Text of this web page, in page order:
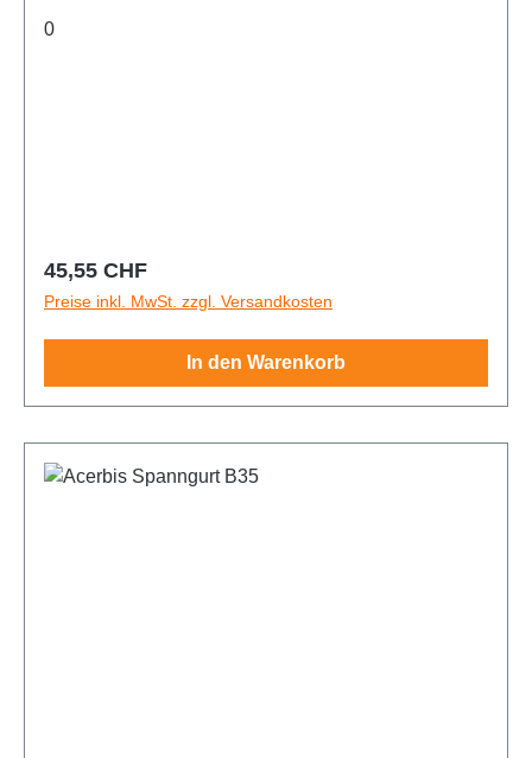
0
Regulärer Preis:
45,55 CHF
Preise inkl. MwSt. zzgl. Versandkosten
In den Warenkorb